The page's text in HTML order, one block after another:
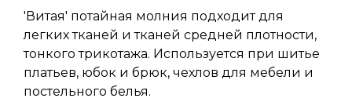
'Витая' потайная молния подходит для
легких тканей и тканей средней плотности,
тонкого трикотажа. Используется при шитье
платьев, юбок и брюк, чехлов для мебели и
постельного белья.